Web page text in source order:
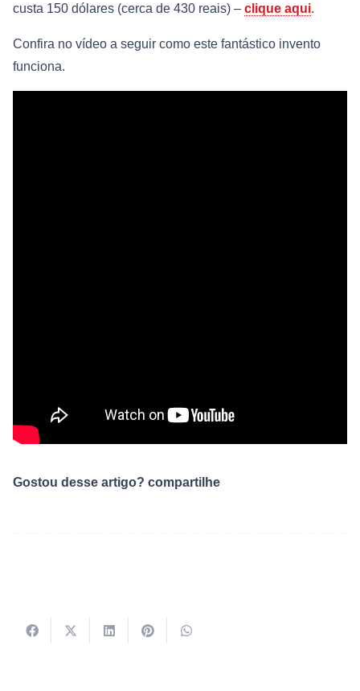
custa 150 dólares (cerca de 430 reais) – clique aqui.
Confira no vídeo a seguir como este fantástico invento
funciona.
Gostou desse artigo? compartilhe